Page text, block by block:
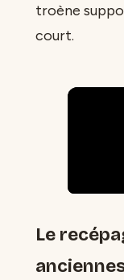
troène
court.
Le